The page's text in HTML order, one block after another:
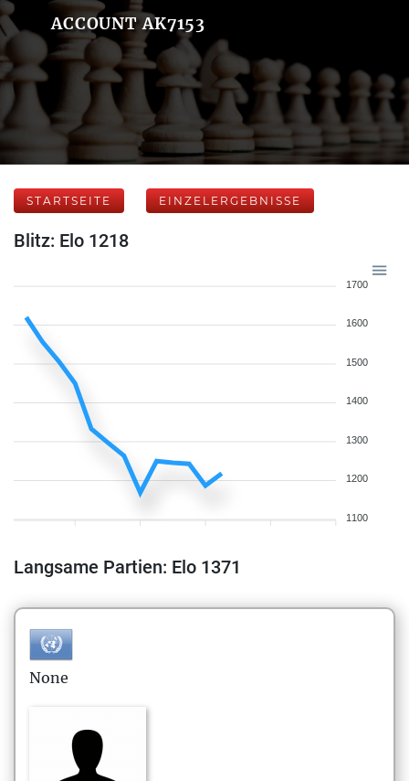
ACCOUNT AK7153
STARTSEITE EINZELERGEBNISSE
Blitz: Elo 1218
1700
1600
1500
1400
1300
1200
1100
Langsame Partien: Elo 1371
None